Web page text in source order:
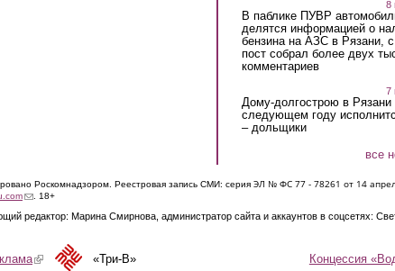
8
В паблике ПУВР
делятся информацией о
бензина на АЗС в Рязани,
пост собрал более двух
комментариев
7
Дому-долгострою в Рязани
следующем году
– дольщики
все
Роскомнадзором. Реестровая запись СМИ: серия ЭЛ № ФС 77 - 78261 от 14
(link sends e-mail)
. 18+
редактор: Марина Смирнова, администратор сайта и аккаунтов в соцсетях:
Концессия
(link is external)«Три-В»